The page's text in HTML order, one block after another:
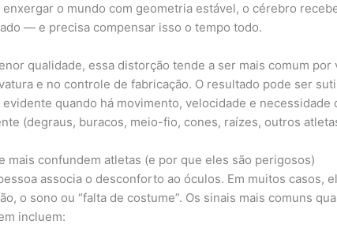
enxergar o mundo com geometria estável, o cérebro
— e precisa compensar isso o tempo todo.
qualidade, essa distorção tende a ser mais comum por
e no controle de fabricação. O resultado pode ser
evidente quando há movimento, velocidade e necessidade
(degraus, buracos, meio-fio, cones, raízes, outros
mais confundem atletas (e por que eles são perigosos)
associa o desconforto ao óculos. Em muitos casos,
o sono ou “falta de costume”. Os sinais mais comuns
incluem: